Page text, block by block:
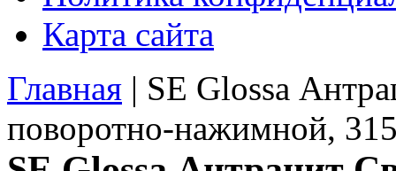
Карта сайта
Главная | SE Glossa
поворотно-нажимной,